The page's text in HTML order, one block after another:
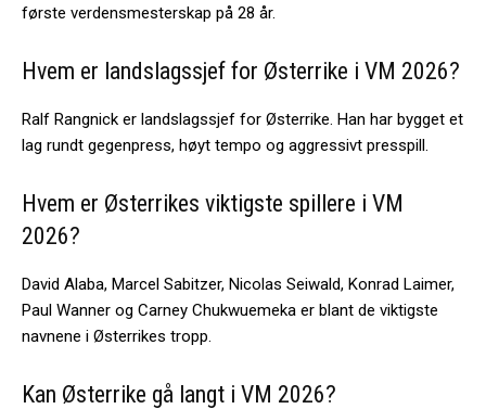
første verdensmesterskap på 28 år.
Hvem er landslagssjef for Østerrike i VM 2026?
Ralf Rangnick er landslagssjef for Østerrike. Han har bygget et
lag rundt gegenpress, høyt tempo og aggressivt presspill.
Hvem er Østerrikes viktigste spillere i VM
2026?
David Alaba, Marcel Sabitzer, Nicolas Seiwald, Konrad Laimer,
Paul Wanner og Carney Chukwuemeka er blant de viktigste
navnene i Østerrikes tropp.
Kan Østerrike gå langt i VM 2026?